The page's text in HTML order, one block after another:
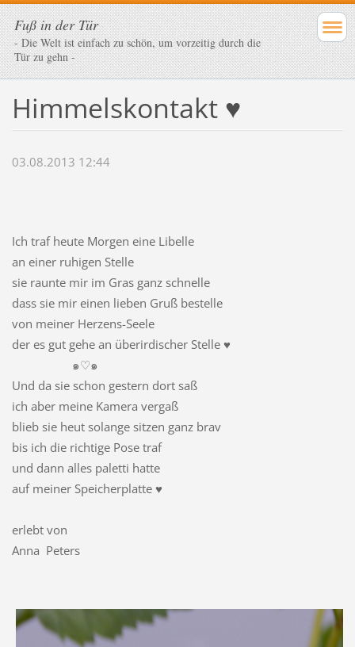
Fuß in der Tür
- Die Welt ist einfach zu schön, um vorzeitig durch die
Tür zu gehn -
Himmelskontakt ♥
03.08.2013 12:44
Ich traf heute Morgen eine Libelle
an einer ruhigen Stelle
sie raunte mir im Gras ganz schnelle
dass sie mir einen lieben Gruß bestelle
von meiner Herzens-Seele
der es gut gehe an überirdischer Stelle ♥
๑♡๑
Und da sie schon gestern dort saß
ich aber meine Kamera vergaß
blieb sie heut solange sitzen ganz brav
bis ich die richtige Pose traf
und dann alles paletti hatte
auf meiner Speicherplatte ♥
erlebt von
Anna Peters